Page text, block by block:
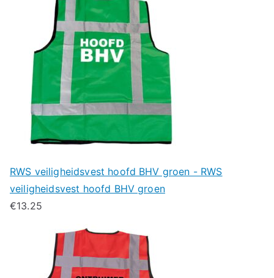
RWS veiligheidsvest hoofd BHV groen - RWS
veiligheidsvest hoofd BHV groen
€13.25